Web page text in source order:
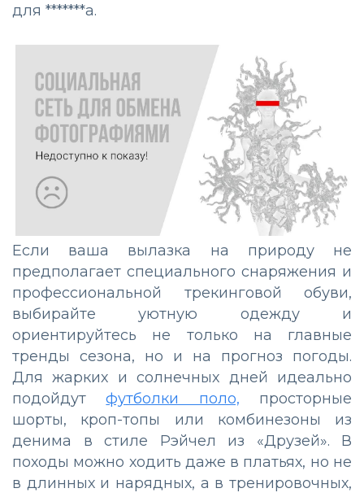
для *******а.
Если ваша вылазка на природу не
предполагает специального снаряжения и
профессиональной трекинговой обуви,
выбирайте уютную одежду и
ориентируйтесь не только на главные
тренды сезона, но и на прогноз погоды.
Для жарких и солнечных дней идеально
подойдутфутболки поло, просторные
шорты, кроп-топы или комбинезоны из
денима в стиле Рэйчел из «Друзей». В
походы можно ходить даже в платьях, но не
в длинных и нарядных, а в тренировочных,